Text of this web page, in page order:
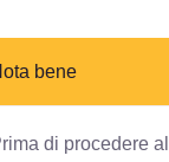
bene
di procedere